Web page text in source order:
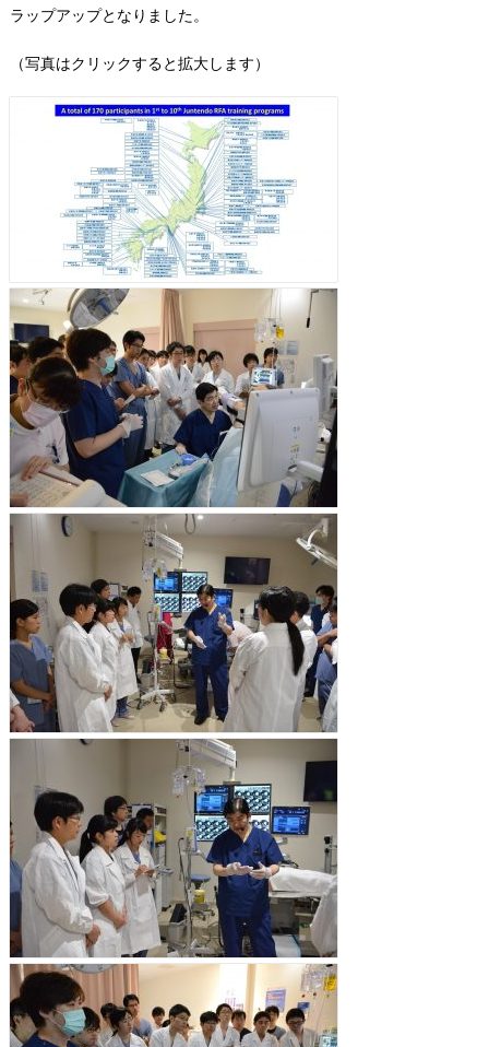
ラップアップとなりました。
（写真はクリックすると拡大します）